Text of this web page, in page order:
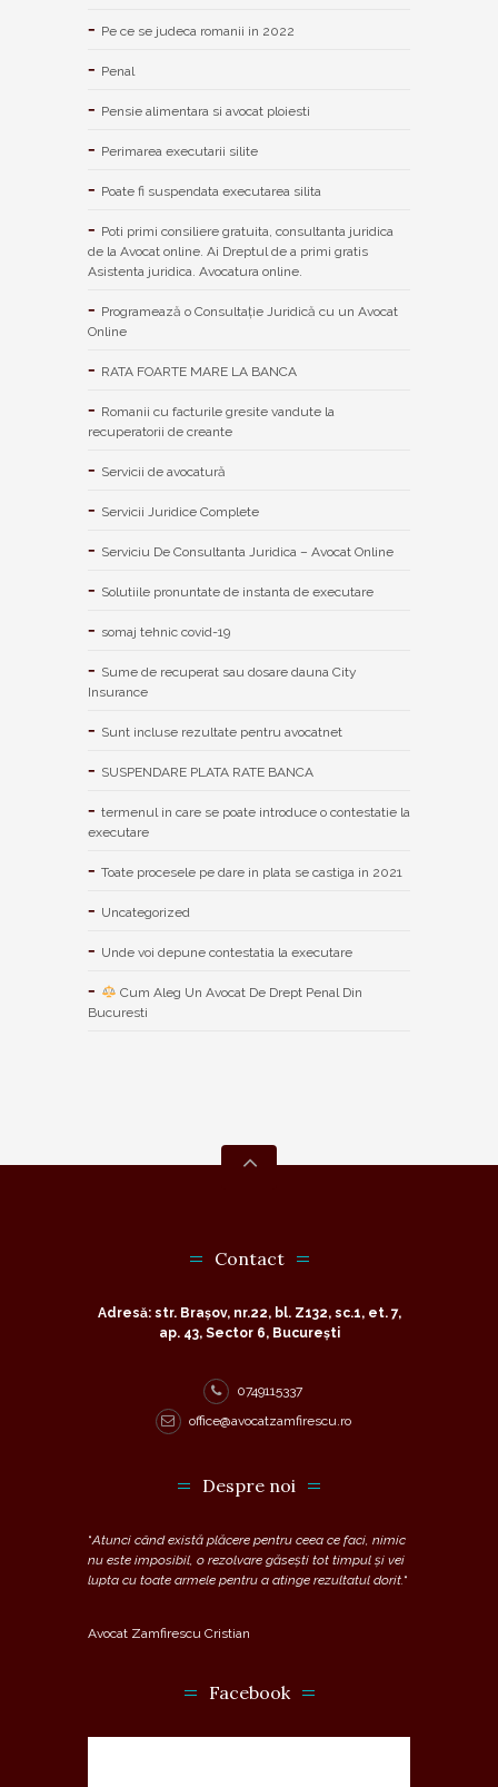
Pe ce se judeca romanii in 2022
Penal
Pensie alimentara si avocat ploiesti
Perimarea executarii silite
Poate fi suspendata executarea silita
Poti primi consiliere gratuita, consultanta juridica
de la Avocat online. Ai Dreptul de a primi gratis
Asistenta juridica. Avocatura online.
Programează o Consultație Juridică cu un Avocat
Online
RATA FOARTE MARE LA BANCA
Romanii cu facturile gresite vandute la
recuperatorii de creante
Servicii de avocatură
Servicii Juridice Complete
Serviciu De Consultanta Juridica – Avocat Online
Solutiile pronuntate de instanta de executare
somaj tehnic covid-19
Sume de recuperat sau dosare dauna City
Insurance
Sunt incluse rezultate pentru avocatnet
SUSPENDARE PLATA RATE BANCA
termenul in care se poate introduce o contestatie la
executare
Toate procesele pe dare in plata se castiga in 2021
Uncategorized
Unde voi depune contestatia la executare
Cum Aleg Un Avocat De Drept Penal Din
Bucuresti
Contact
Adresă: str. Brașov, nr.22, bl. Z132, sc.1, et. 7,
ap. 43, Sector 6, București
0749115337
office@avocatzamfirescu.ro
Despre noi
“Atunci când există plăcere pentru ceea ce faci, nimic
nu este imposibil, o rezolvare găsești tot timpul și vei
lupta cu toate armele pentru a atinge rezultatul dorit. “
Avocat Zamfirescu Cristian
Facebook